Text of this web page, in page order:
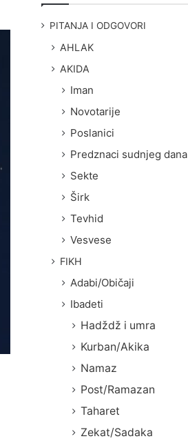
PITANJA I ODGOVORI
AHLAK
AKIDA
Iman
Novotarije
Poslanici
Predznaci sudnjeg dana
Sekte
Širk
Tevhid
Vesvese
FIKH
Adabi/Običaji
Ibadeti
Hadždž i umra
Kurban/Akika
Namaz
Post/Ramazan
Taharet
Zekat/Sadaka